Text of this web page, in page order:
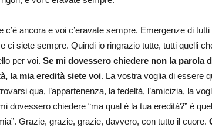
c’è ancora e voi c’eravate sempre. Emergenze di
ci siete sempre. Quindi io ringrazio tutte, tutti quelli
per voi. Se mi dovessero chiedere non la parola
la mia eredità siete voi. La vostra voglia di essere
qua, l’appartenenza, la fedeltà, l’amicizia, la
dovessero chiedere “ma qual è la tua eredità?” è
Grazie, grazie, grazie, davvero, con tutto il cuore.